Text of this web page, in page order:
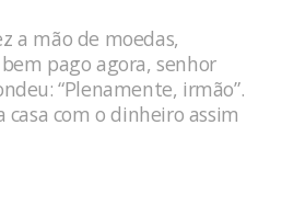
a mão de moedas,
pago agora, senhor
“Plenamente, irmão”.
casa com o dinheiro assim